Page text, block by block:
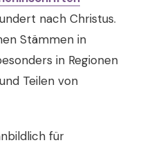
nach Christus.
Stämmen in
in Regionen
und Teilen von
für